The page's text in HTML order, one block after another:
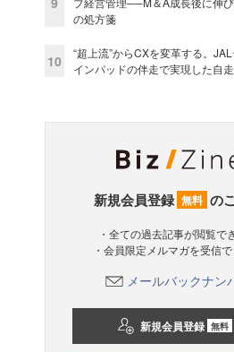
の処方箋
10
“超上流”からCXを変革する。
インパッドの伴走で実現した自
新規会員登録 無料 の
・全ての過去記事が閲覧で
・会員限定メルマガを受信
メールバックナン
新規会員登録 無料